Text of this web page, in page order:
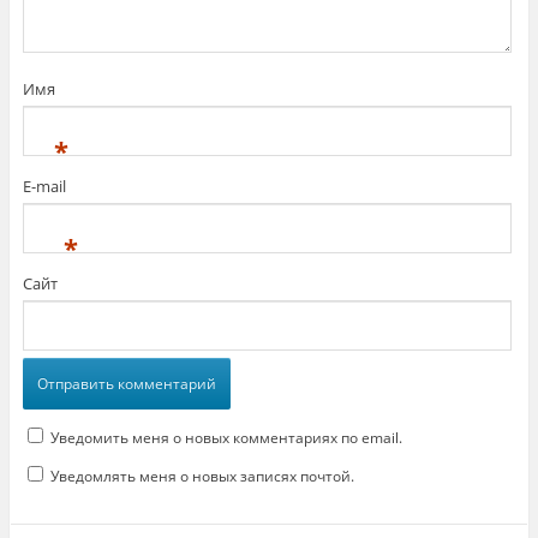
Имя
*
E-mail
*
Сайт
Уведомить меня о новых комментариях по email.
Уведомлять меня о новых записях почтой.